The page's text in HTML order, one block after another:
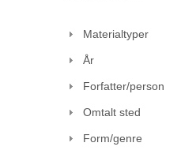
Materialtyper
År
Forfatter/person
Omtalt sted
Form/genre